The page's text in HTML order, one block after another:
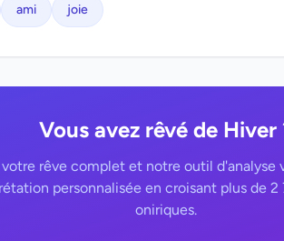
ami joie
Vous avez rêvé de Hiver
rêve complet et notre outil d'analyse
personnalisée en croisant plus de 2
oniriques.